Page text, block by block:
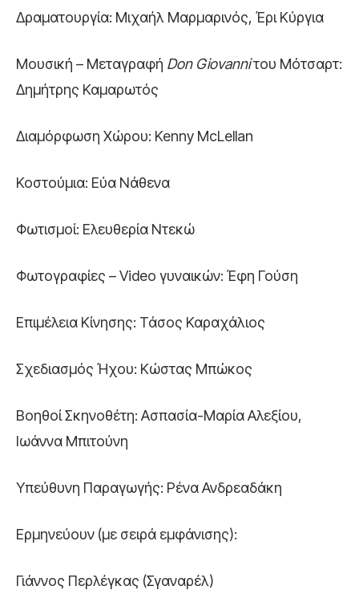
Δραματουργία: Μιχαήλ Μαρμαρινός, Έρι Κύργια
Μουσική – Μεταγραφή Don Giovanniτου Μότσαρτ:
Δημήτρης Καμαρωτός
Διαμόρφωση Χώρου: Kenny McLellan
Κοστούμια: Εύα Νάθενα
Φωτισμοί: Ελευθερία Ντεκώ
Φωτογραφίες – Video γυναικών: Έφη Γούση
Επιμέλεια Κίνησης: Τάσος Καραχάλιος
Σχεδιασμός Ήχου: Κώστας Μπώκος
Βοηθοί Σκηνοθέτη: Ασπασία-Μαρία Αλεξίου,
Ιωάννα Μπιτούνη
Υπεύθυνη Παραγωγής: Ρένα Ανδρεαδάκη
Ερμηνεύουν (με σειρά εμφάνισης):
Γιάννος Περλέγκας (Σγαναρέλ)